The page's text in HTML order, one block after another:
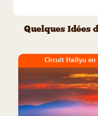
Quelques Idées
Circuit Hallyu en